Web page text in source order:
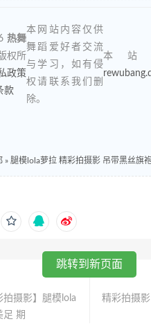
热舞
权所
政策
款
本网站内容仅供
舞蹈爱好者交流
与学习，如有侵
权请联系我们删
除。
本站
» 腿模lola萝拉 精彩拍摄影 吊带黑丝旗
拍摄影】腿模lola
足 期
精彩拍摄
跳转到新页面